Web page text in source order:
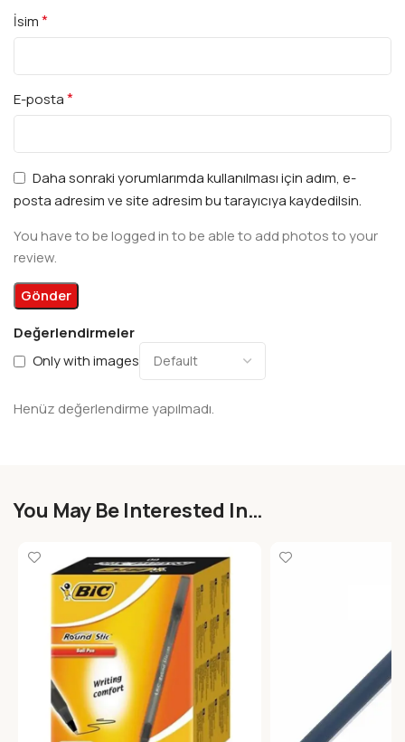
Değerlendirmeler
Only with images
Henüz değerlendirme yapılmadı.
İsim*
E-posta*
Daha sonraki yorumlarımda kullanılması için adım, e-
posta adresim ve site adresim bu tarayıcıya kaydedilsin.
You have to be logged in to be able to add photos to your
review.
You May Be Interested In…